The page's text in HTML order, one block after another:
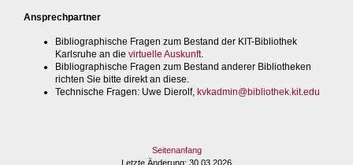
Ansprechpartner
Bibliographische Fragen zum Bestand der KIT-Bibliothek
Karlsruhe an die virtuelle Auskunft.
Bibliographische Fragen zum Bestand anderer Bibliotheken
richten Sie bitte direkt an diese.
Technische Fragen: Uwe Dierolf, kvkadmin@bibliothek.kit.edu
Seitenanfang
Letzte Änderung: 30.03.2026